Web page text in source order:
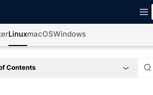
LinuxmacOSWindows
Contents